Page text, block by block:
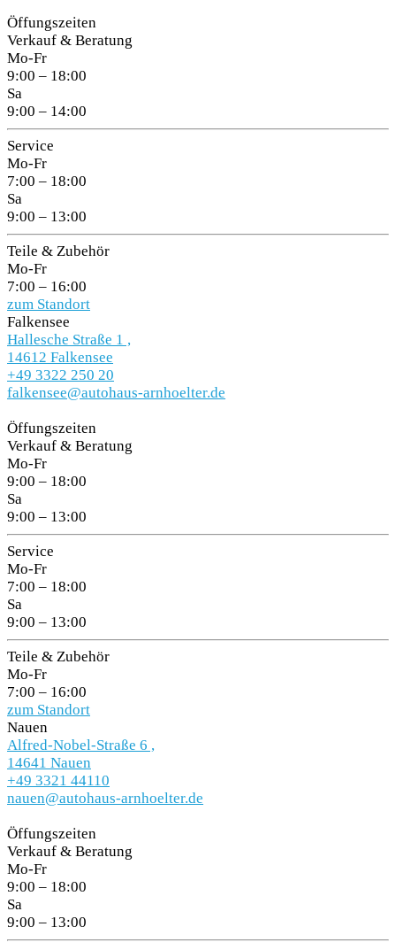
Öffungszeiten
Verkauf & Beratung
Mo-Fr
9:00 – 18:00
Sa
9:00 – 14:00
Service
Mo-Fr
7:00 – 18:00
Sa
9:00 – 13:00
Teile & Zubehör
Mo-Fr
7:00 – 16:00
zum Standort
Falkensee
Hallesche Straße 1 ,
14612 Falkensee
+49 3322 250 20
falkensee@autohaus-arnhoelter.de
Öffungszeiten
Verkauf & Beratung
Mo-Fr
9:00 – 18:00
Sa
9:00 – 13:00
Service
Mo-Fr
7:00 – 18:00
Sa
9:00 – 13:00
Teile & Zubehör
Mo-Fr
7:00 – 16:00
zum Standort
Nauen
Alfred-Nobel-Straße 6 ,
14641 Nauen
+49 3321 44110
nauen@autohaus-arnhoelter.de
Öffungszeiten
Verkauf & Beratung
Mo-Fr
9:00 – 18:00
Sa
9:00 – 13:00